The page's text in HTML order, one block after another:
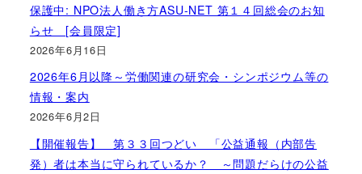
保護中: NPO法人働き方ASU-NET 第１４回総会のお知
らせ [会員限定]
2026年6月16日
2026年6月以降～労働関連の研究会・シンポジウム等の
情報・案内
2026年6月2日
【開催報告】 第３３回つどい 「公益通報（内部告
発）者は本当に守られているか？ ～問題だらけの公益